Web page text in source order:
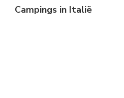
Campings in Italië